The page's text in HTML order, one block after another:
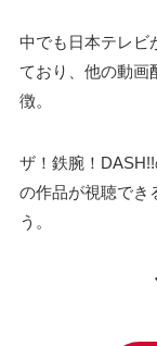
中でも日本テレビ
ており、他の動画
徴。
ザ！鉄腕！
の作品が視聴でき
う。